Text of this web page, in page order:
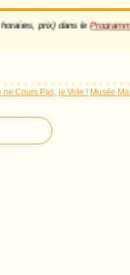
horaires, prix) dans le
ne Cours Pas, je Vole ! Musée